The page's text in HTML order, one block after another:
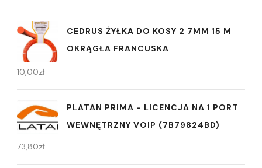
CEDRUS ŻYŁKA DO KOSY 2 7MM 15 M
OKRĄGŁA FRANCUSKA
10,00zł
PLATAN PRIMA - LICENCJA NA 1 PORT
WEWNĘTRZNY VOIP (7B79824BD)
73,80zł